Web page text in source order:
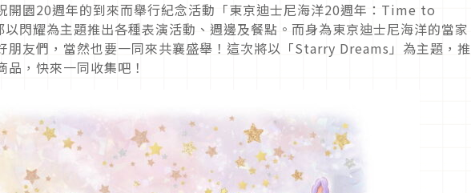
開園20週年的到來而舉行紀念活動「東京迪士尼海洋20週年：Time to
閃耀為主題推出各種表演活動、週邊及餐點。而身為東京迪士尼海洋的當家
朋友們，當然也要一同來共襄盛舉！這次將以「Starry Dreams」為主題，推
，快來一同收集吧！